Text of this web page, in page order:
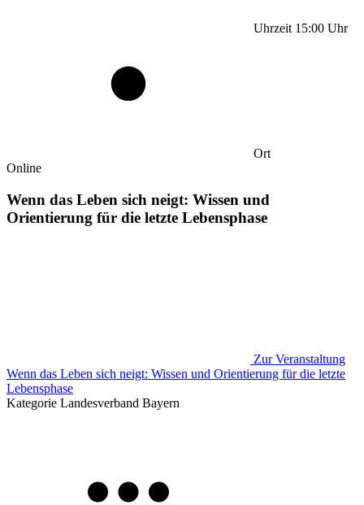
Uhrzeit 15:00 Uhr
Ort
Online
Wenn das Leben sich neigt: Wissen und
Orientierung für die letzte Lebensphase
Zur Veranstaltung
Wenn das Leben sich neigt: Wissen und Orientierung für die letzte
Lebensphase
Kategorie Landesverband Bayern